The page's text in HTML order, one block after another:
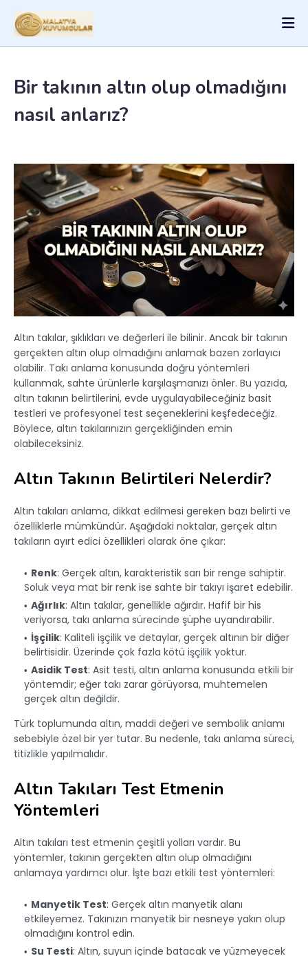
Bir takının altın olup olmadığını
nasıl anlarız?
Altın takılar, şıklıkları ve değerleri ile bilinir. Ancak bir takının
gerçekten altın olup olmadığını anlamak bazen zorlayıcı
olabilir. Takı anlama konusunda doğru yöntemleri
kullanmak, sahte ürünlerle karşılaşmanızı önler. Bu yazıda,
altın takının belirtilerini, evde uygulayabileceğiniz basit
testleri ve profesyonel test seçeneklerini keşfedeceğiz.
Böylece, altın takılarınızın gerçekliğinden emin
olabileceksiniz.
Altın Takının Belirtileri Nelerdir?
Altın takıları anlama, dikkat edilmesi gereken bazı belirti ve
özelliklerle mümkündür. Aşağıdaki noktalar, gerçek altın
takıların ayırt edici özellikleri olarak öne çıkar:
Renk: Gerçek altın, karakteristik sarı bir renge sahiptir.
Soluk veya mat bir renk ise sahte bir takıyı işaret edebilir.
Ağırlık: Altın takılar, genellikle ağırdır. Hafif bir his
veriyorsa, takı anlama sürecinde şüphe uyandırabilir.
İşçilik: Kaliteli işçilik ve detaylar, gerçek altının bir diğer
belirtisidir. Üzerinde çok fazla kötü işçilik yoktur.
Asidik Test: Asit testi, altın anlama konusunda etkili bir
yöntemdir; eğer takı zarar görüyorsa, muhtemelen
gerçek altın değildir.
Türk toplumunda altın, maddi değeri ve sembolik anlamı
sebebiyle özel bir yer tutar. Bu nedenle, takı anlama süreci,
titizlikle yapılmalıdır.
Altın Takıları Test Etmenin
Yöntemleri
Altın takıları test etmenin çeşitli yolları vardır. Bu
yöntemler, takının gerçekten altın olup olmadığını
anlamaya yardımcı olur. İşte bazı etkili test yöntemleri:
Manyetik Test: Gerçek altın manyetik alanı
etkileyemez. Takınızın manyetik bir nesneye yakın olup
olmadığını kontrol edin.
Su Testi: Altın, suyun içinde batacak ve yüzmeyecek